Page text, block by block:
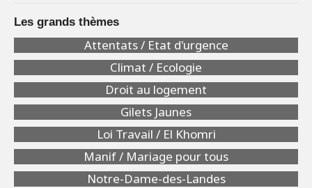
Les grands thèmes
Attentats / Etat d'urgence
Climat / Ecologie
Droit au logement
Gilets Jaunes
Loi Travail / El Khomri
Manif / Mariage pour tous
Notre-Dame-des-Landes